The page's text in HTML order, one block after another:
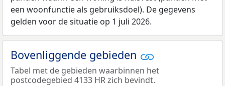
een woonfunctie als gebruiksdoel). De gegevens
gelden voor de situatie op 1 juli 2026.
Bovenliggende gebieden
Tabel met de gebieden waarbinnen het
postcodegebied 4133 HR zich bevindt.